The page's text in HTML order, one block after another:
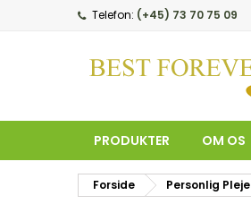
Telefon: (+45) 73 70 75 09
PRODUKTER OM OS
Forside Personlig Pleje